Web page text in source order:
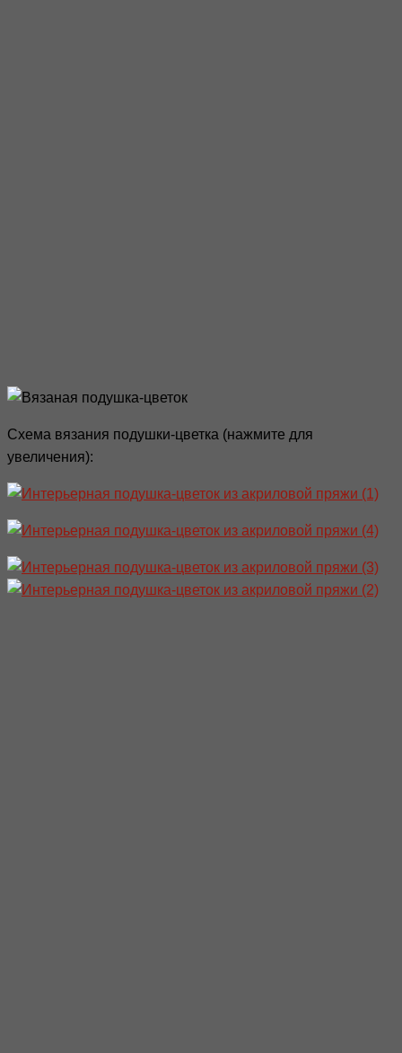
Схема вязания подушки-цветка (нажмите для
увеличения):